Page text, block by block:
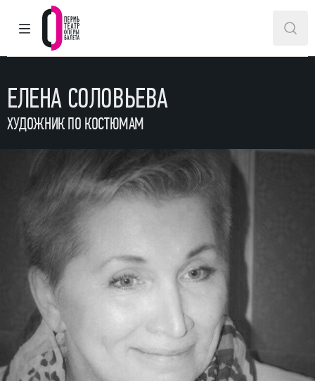
ГЛАВНОЕ МЕНЮ
Пермский театр оперы и балета
ЕЛЕНА СОЛОВЬЕВА
ХУДОЖНИК ПО КОСТЮМАМ